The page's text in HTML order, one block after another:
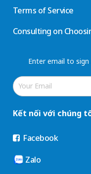
Terms of Service
Consulting on
Enter email to
Kết nối với chúng
Facebook
Zalo